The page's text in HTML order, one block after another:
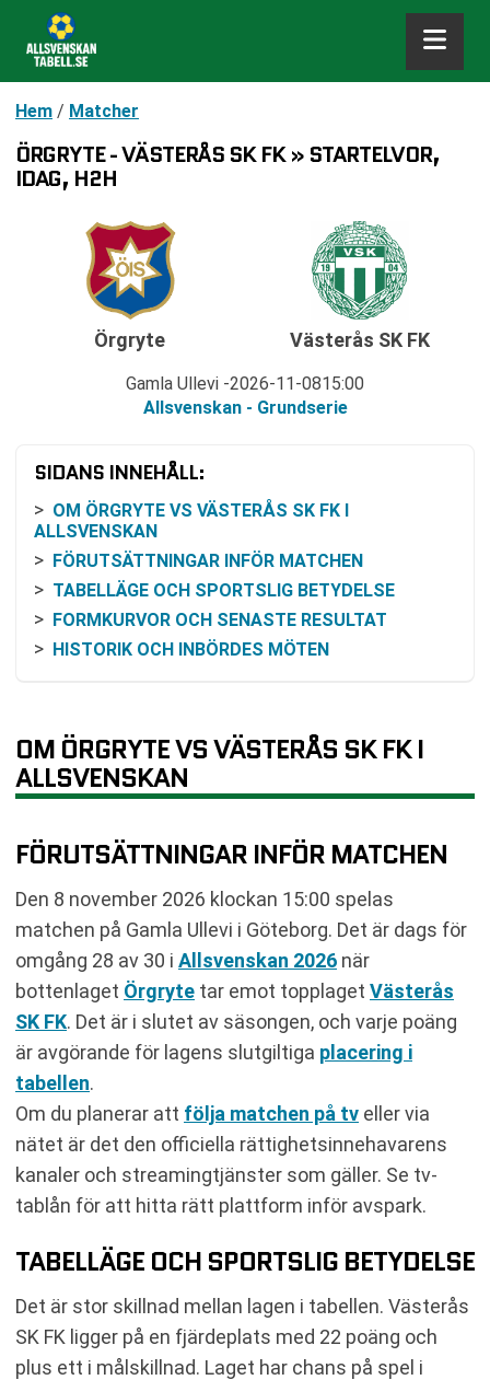
Hem / Matcher
ÖRGRYTE - VÄSTERÅS SK FK » STARTELVOR,
IDAG, H2H
Örgryte
Gamla Ullevi 2026-11-0815:00
Allsvenskan - Grundserie
Västerås SK FK
SIDANS INNEHÅLL:
OM ÖRGRYTE VS VÄSTERÅS SK FK I
ALLSVENSKAN
FÖRUTSÄTTNINGAR INFÖR MATCHEN
TABELLÄGE OCH SPORTSLIG BETYDELSE
FORMKURVOR OCH SENASTE RESULTAT
HISTORIK OCH INBÖRDES MÖTEN
SENASTE RESULTAT ÖRGRYTE
SENASTE RESULTAT VÄSTERÅS SK FK
RESULTAT INBÖRDES MÖTEN
KOMMANDE MATCHER ÖRGRYTE
KOMMANDE MATCHER VÄSTERÅS SK FK
RELATERADE NYHETER
OM ÖRGRYTE VS VÄSTERÅS SK FK I
ALLSVENSKAN
FÖRUTSÄTTNINGAR INFÖR MATCHEN
Den 8 november 2026 klockan 15:00 spelas
matchen på Gamla Ullevi i Göteborg. Det är dags för
omgång 28 av 30 i Allsvenskan 2026 när
bottenlaget Örgryte tar emot topplaget Västerås
SK FK. Det är i slutet av säsongen, och varje poäng
är avgörande för lagens slutgiltiga placering i
tabellen.
Om du planerar att följa matchen på tv eller via
nätet är det den officiella rättighetsinnehavarens
kanaler och streamingtjänster som gäller. Se tv-
tablån för att hitta rätt plattform inför avspark.
TABELLÄGE OCH SPORTSLIG BETYDELSE
Det är stor skillnad mellan lagen i tabellen. Västerås
SK FK ligger på en fjärdeplats med 22 poäng och
plus ett i målskillnad. Laget har chans på spel i